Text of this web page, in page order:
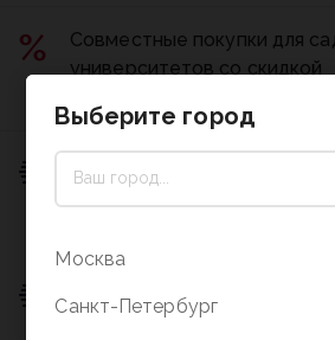
Совместные покупки для
университетов со скидкой
— при заказе в
Пункт выдачи
Пункт выдачи
Выберите город
Москва
Санкт-Петербург